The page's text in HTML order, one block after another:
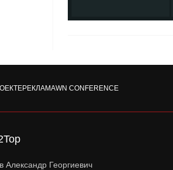
РЕКЛАМАWN CONFERENCE
Александр Георгиевич